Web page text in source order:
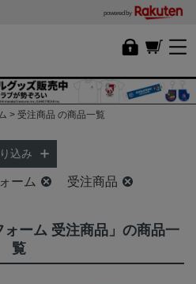
powered by
受注商品 の商品一覧
込み
ーム 受注商品
ォーム 受注商品」の商品一
覧